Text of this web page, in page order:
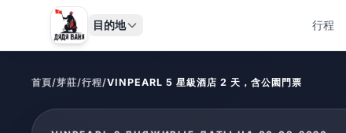
目的地 行程
首頁/芽莊/行程/VINPEARL 5 星級酒店 2 天，含公園門票